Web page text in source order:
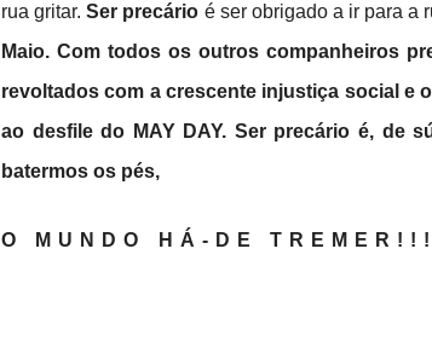
rua gritar.Ser precário é ser obrigado a ir para a
Maio. Com todos os outros companheiros
revoltados com a crescente injustiça social e
ao desfile do MAY DAY. Ser precário é, de
batermos os pés,
O MUNDO HÁ-DE TREMER!!!